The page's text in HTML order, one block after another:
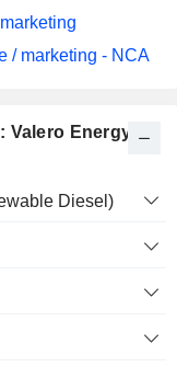
Valero Energy
Diesel)
/ marketing - NCA